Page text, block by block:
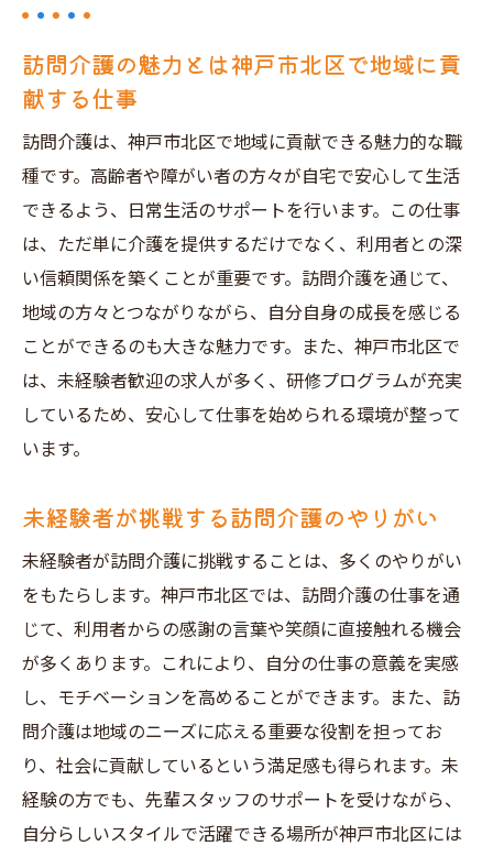
訪問介護の魅力とは神戸市北区で地域に貢
献する仕事
訪問介護は、神戸市北区で地域に貢献できる魅力的な職
種です。高齢者や障がい者の方々が自宅で安心して生活
できるよう、日常生活のサポートを行います。この仕事
は、ただ単に介護を提供するだけでなく、利用者との深
い信頼関係を築くことが重要です。訪問介護を通じて、
地域の方々とつながりながら、自分自身の成長を感じる
ことができるのも大きな魅力です。また、神戸市北区で
は、未経験者歓迎の求人が多く、研修プログラムが充実
しているため、安心して仕事を始められる環境が整って
います。
未経験者が挑戦する訪問介護のやりがい
未経験者が訪問介護に挑戦することは、多くのやりがい
をもたらします。神戸市北区では、訪問介護の仕事を通
じて、利用者からの感謝の言葉や笑顔に直接触れる機会
が多くあります。これにより、自分の仕事の意義を実感
し、モチベーションを高めることができます。また、訪
問介護は地域のニーズに応える重要な役割を担ってお
り、社会に貢献しているという満足感も得られます。未
経験の方でも、先輩スタッフのサポートを受けながら、
自分らしいスタイルで活躍できる場所が神戸市北区には